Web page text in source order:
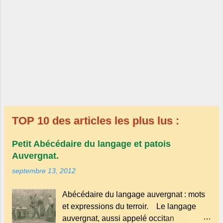
TOP 10 des articles les plus lus :
Petit Abécédaire du langage et patois
Auvergnat.
septembre 13, 2012
Abécédaire du langage auvergnat : mots
et expressions du terroir. Le langage
auvergnat, aussi appelé occitan